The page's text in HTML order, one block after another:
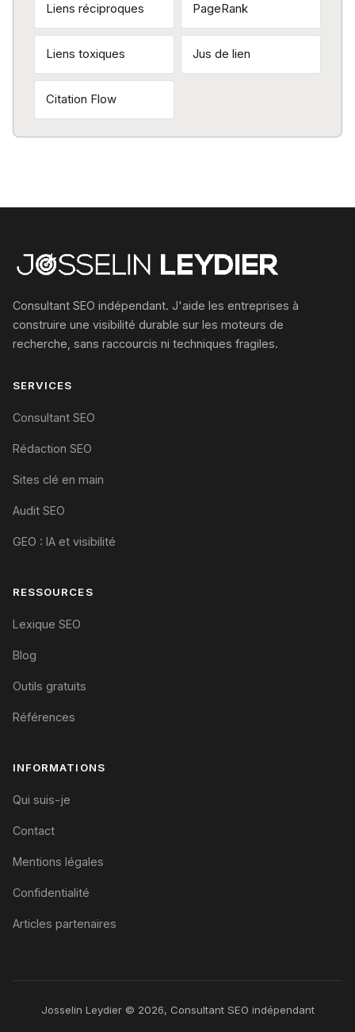
Liens réciproques PageRank
Liens toxiques Jus de lien
Citation Flow
Consultant SEO indépendant. J'aide les entreprises à
construire une visibilité durable sur les moteurs de
recherche, sans raccourcis ni techniques fragiles.
SERVICES
Consultant SEO
Rédaction SEO
Sites clé en main
Audit SEO
GEO : IA et visibilité
RESSOURCES
Lexique SEO
Blog
Outils gratuits
Références
INFORMATIONS
Qui suis-je
Contact
Mentions légales
Confidentialité
Articles partenaires
Josselin Leydier © 2026, Consultant SEO indépendant